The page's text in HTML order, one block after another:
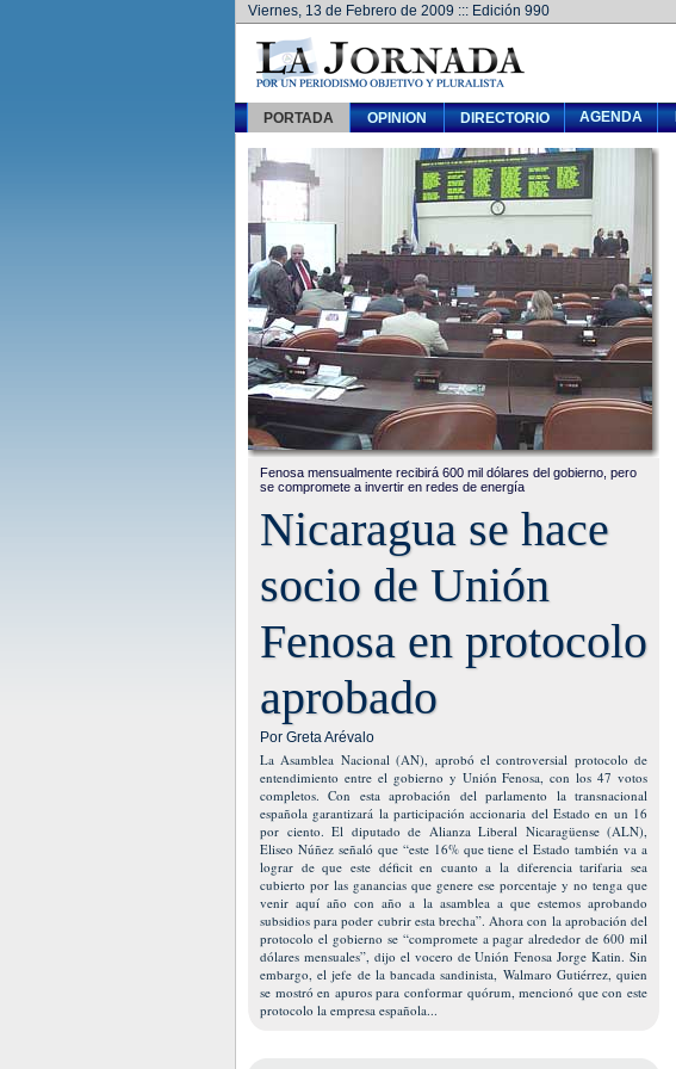
Viernes, 13 de Febrero de 2009 ::: Edición 990
PORTADA OPINION DIRECTORIO AGENDA
Fenosa mensualmente recibirá 600 mil dólares del gobierno, pero
se compromete a invertir en redes de energía
Nicaragua se hace
socio de Unión
Fenosa en protocolo
aprobado
Por Greta Arévalo
La Asamblea Nacional (AN), aprobó el controversial protocolo de
entendimiento entre el gobierno y Unión Fenosa, con los 47 votos
completos. Con esta aprobación del parlamento la transnacional
española garantizará la participación accionaria del Estado en un 16
por ciento. El diputado de Alianza Liberal Nicaragüense (ALN),
Eliseo Núñez señaló que “este 16% que tiene el Estado también va a
lograr de que este déficit en cuanto a la diferencia tarifaria sea
cubierto por las ganancias que genere ese porcentaje y no tenga que
venir aquí año con año a la asamblea a que estemos aprobando
subsidios para poder cubrir esta brecha”. Ahora con la aprobación del
protocolo el gobierno se “compromete a pagar alrededor de 600 mil
dólares mensuales”, dijo el vocero de Unión Fenosa Jorge Katin. Sin
embargo, el jefe de la bancada sandinista, Walmaro Gutiérrez, quien
se mostró en apuros para conformar quórum, mencionó que con este
protocolo la empresa española...